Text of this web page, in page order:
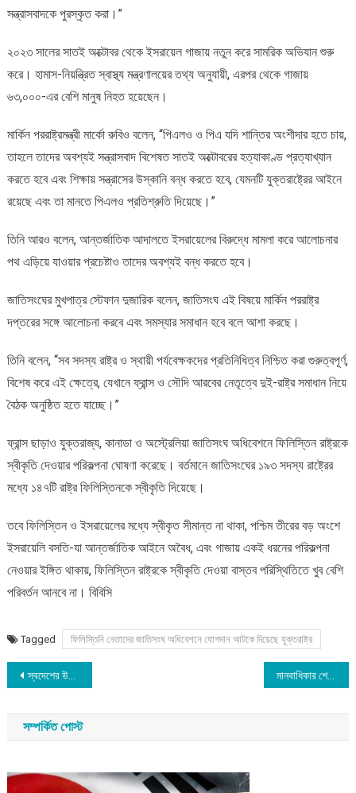
সন্ত্রাসবাদকে পুরস্কৃত করা।”
২০২৩ সালের সাতই অক্টোবর থেকে ইসরায়েল গাজায় নতুন করে সামরিক অভিযান শুরু
করে। হামাস-নিয়ন্ত্রিত স্বাস্থ্য মন্ত্রণালয়ের তথ্য অনুযায়ী, এরপর থেকে গাজায়
৬৩,০০০-এর বেশি মানুষ নিহত হয়েছেন।
মার্কিন পররাষ্ট্রমন্ত্রী মার্কো রুবিও বলেন, “পিএলও ও পিএ যদি শান্তির অংশীদার হতে চায়,
তাহলে তাদের অবশ্যই সন্ত্রাসবাদ বিশেষত সাতই অক্টোবরের হত্যাকাণ্ড প্রত্যাখ্যান
করতে হবে এবং শিক্ষায় সন্ত্রাসের উস্কানি বন্ধ করতে হবে, যেমনটি যুক্তরাষ্ট্রের আইনে
রয়েছে এবং তা মানতে পিএলও প্রতিশ্রুতি দিয়েছে।”
তিনি আরও বলেন, আন্তর্জাতিক আদালতে ইসরায়েলের বিরুদ্ধে মামলা করে আলোচনার
পথ এড়িয়ে যাওয়ার প্রচেষ্টাও তাদের অবশ্যই বন্ধ করতে হবে।
জাতিসংঘের মুখপাত্র স্টেফান দুজারিক বলেন, জাতিসংঘ এই বিষয়ে মার্কিন পররাষ্ট্র
দপ্তরের সঙ্গে আলোচনা করবে এবং সমস্যার সমাধান হবে বলে আশা করছে।
তিনি বলেন, “সব সদস্য রাষ্ট্র ও স্থায়ী পর্যবেক্ষকদের প্রতিনিধিত্ব নিশ্চিত করা গুরুত্বপূর্ণ,
বিশেষ করে এই ক্ষেত্রে, যেখানে ফ্রান্স ও সৌদি আরবের নেতৃত্বে দুই-রাষ্ট্র সমাধান নিয়ে
বৈঠক অনুষ্ঠিত হতে যাচ্ছে।”
ফ্রান্স ছাড়াও যুক্তরাজ্য, কানাডা ও অস্ট্রেলিয়া জাতিসংঘ অধিবেশনে ফিলিস্তিন রাষ্ট্রকে
স্বীকৃতি দেওয়ার পরিকল্পনা ঘোষণা করেছে। বর্তমানে জাতিসংঘের ১৯৩ সদস্য রাষ্ট্রের
মধ্যে ১৪৭টি রাষ্ট্র ফিলিস্তিনকে স্বীকৃতি দিয়েছে।
তবে ফিলিস্তিন ও ইসরায়েলের মধ্যে স্বীকৃত সীমান্ত না থাকা, পশ্চিম তীরের বড় অংশে
ইসরায়েলি বসতি-যা আন্তর্জাতিক আইনে অবৈধ, এবং গাজায় একই ধরনের পরিকল্পনা
নেওয়ার ইঙ্গিত থাকায়, ফিলিস্তিন রাষ্ট্রকে স্বীকৃতি দেওয়া বাস্তব পরিস্থিতিতে খুব বেশি
পরিবর্তন আনবে না। বিবিসি
Tagged ফিলিস্তিনি নেতাদের জাতিসংঘ অধিবেশনে যোগদান আটকে দিয়েছে যুক্তরাষ্ট্র
Post
navigation
স্বদেশের উন্নয়নে প্রতিশ্রুতি ব্যক্ত করলেন লন্ডন প্রবাসী দক্ষিণ সুনামগঞ্জের কাবিখাই এলাকাবাসী মানবাধিকার শেখানো মানুষেরাই গাজায় মানবাধিকার লঙ্ঘন করছে
সম্পর্কিত পোস্ট